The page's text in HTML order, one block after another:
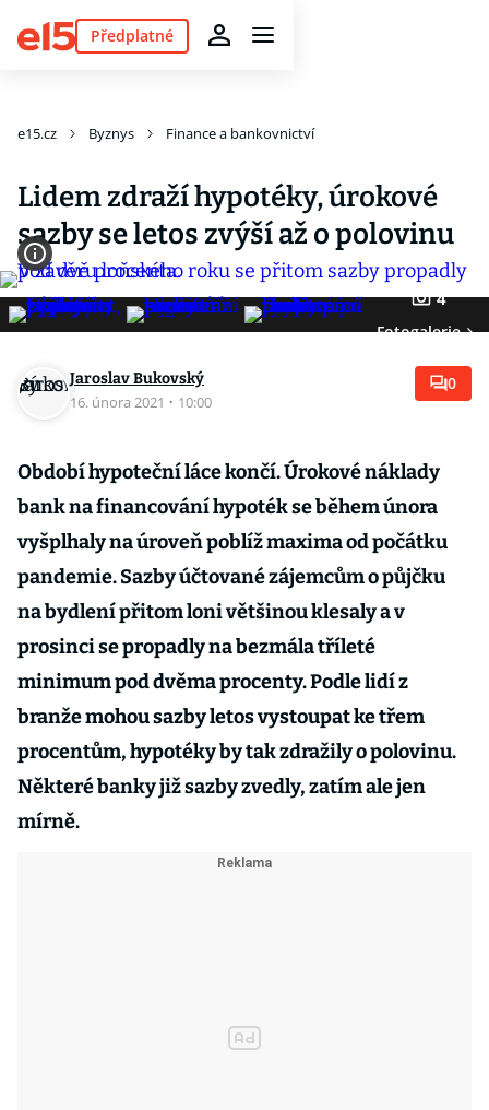
Předplatné
e15.cz Byznys Finance a bankovnictví
Lidem zdraží hypotéky, úrokové
sazby se letos zvýší až o polovinu
4
Fotogalerie
Jaroslav Bukovský
16. února 2021 · 10:00
0
Období hypoteční láce končí. Úrokové náklady
bank na financování hypoték se během února
vyšplhaly na úroveň poblíž maxima od počátku
pandemie. Sazby účtované zájemcům o půjčku
na bydlení přitom loni většinou klesaly a v
prosinci se propadly na bezmála tříleté
minimum pod dvěma procenty. Podle lidí z
branže mohou sazby letos vystoupat ke třem
procentům, hypotéky by tak zdražily o polovinu.
Některé banky již sazby zvedly, zatím ale jen
mírně.